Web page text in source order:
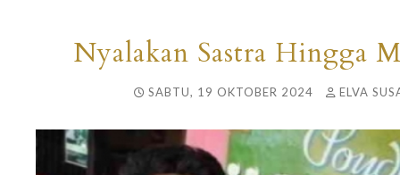
Nyalakan Sastra Hingga
SABTU, 19 OKTOBER 2024 ELVA